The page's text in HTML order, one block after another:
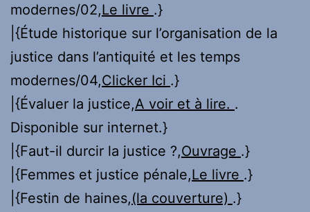
modernes/02,Le livre .}
|{Étude historique sur l’organisation de la
justice dans l’antiquité et les temps
modernes/04,Clicker Ici .}
|{Évaluer la justice,A voir et à lire. .
Disponible sur internet.}
|{Faut-il durcir la justice ?,Ouvrage .}
|{Femmes et justice pénale,Le livre .}
|{Festin de haines,(la couverture) .}